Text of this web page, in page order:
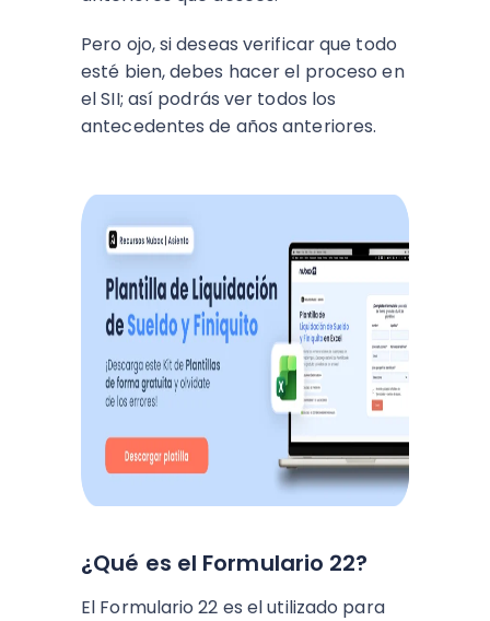
Pero ojo, si deseas verificar que todo
esté bien, debes hacer el proceso en
el SII; así podrás ver todos los
antecedentes de años anteriores.
¿Qué es el Formulario 22?
El Formulario 22 es el utilizado para